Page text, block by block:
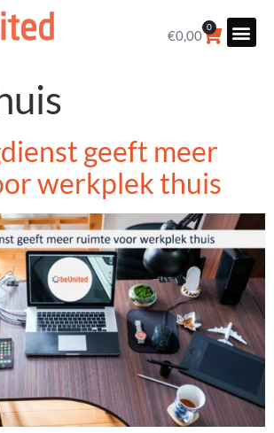
€0,00
0
geeft meer
werkplek thuis